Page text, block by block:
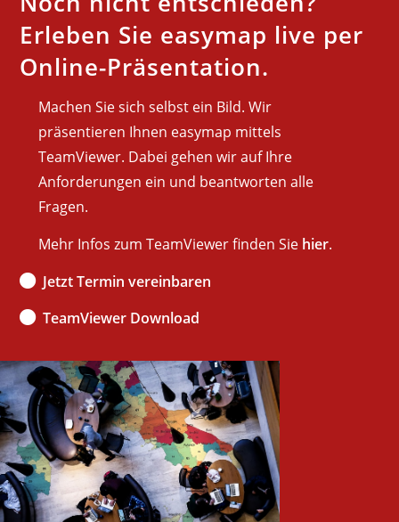
Erleben Sie easymap live per
Online-Präsentation.
Machen Sie sich selbst ein Bild. Wir
präsentieren Ihnen easymap mittels
TeamViewer. Dabei gehen wir auf Ihre
Anforderungen ein und beantworten alle
Fragen.
Mehr Infos zum TeamViewer finden Sie hier.
Jetzt Termin vereinbaren
TeamViewer Download